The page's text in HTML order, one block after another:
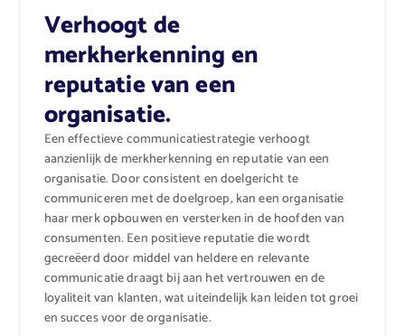
Verhoogt de
merkherkenning en
reputatie van een
organisatie.
Een effectieve communicatiestrategie verhoogt
aanzienlijk de merkherkenning en reputatie van een
organisatie. Door consistent en doelgericht te
communiceren met de doelgroep, kan een organisatie
haar merk opbouwen en versterken in de hoofden van
consumenten. Een positieve reputatie die wordt
gecreëerd door middel van heldere en relevante
communicatie draagt bij aan het vertrouwen en de
loyaliteit van klanten, wat uiteindelijk kan leiden tot groei
en succes voor de organisatie.